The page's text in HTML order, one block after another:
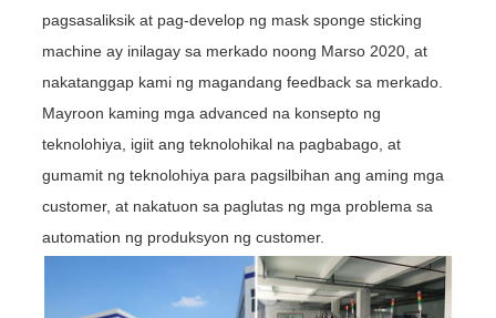
pagsasaliksik at pag-develop ng mask sponge sticking
machine ay inilagay sa merkado noong Marso 2020, at
nakatanggap kami ng magandang feedback sa merkado.
Mayroon kaming mga advanced na konsepto ng
teknolohiya, igiit ang teknolohikal na pagbabago, at
gumamit ng teknolohiya para pagsilbihan ang aming mga
customer, at nakatuon sa paglutas ng mga problema sa
automation ng produksyon ng customer.